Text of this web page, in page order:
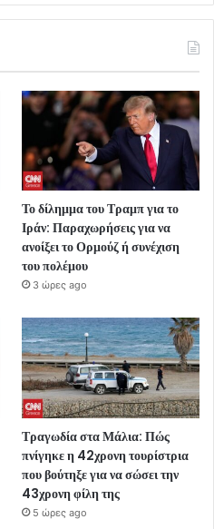
Το δίλημμα του Τραμπ για το
Ιράν: Παραχωρήσεις για να
ανοίξει το Ορμούζ ή συνέχιση
του πολέμου
3 ώρες ago
Τραγωδία στα Μάλια: Πώς
πνίγηκε η 42χρονη τουρίστρια
που βούτηξε για να σώσει την
43χρονη φίλη της
5 ώρες ago